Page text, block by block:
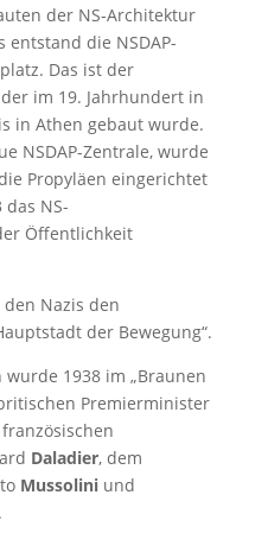
der NS-Architektur
entstand die NSDAP-
Das ist der
im 19. Jahrhundert in
in Athen gebaut wurde.
NSDAP-Zentrale, wurde
Propyläen eingerichtet
das NS-
Öffentlichkeit
Nazis den
der Bewegung“.
1938 im „Braunen
Premierminister
Daladier, dem
Mussoliniund